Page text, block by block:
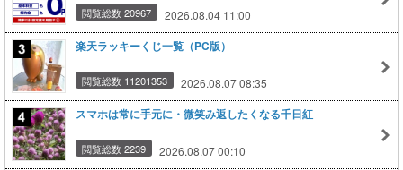
閲覧総数 20967 2026.08.04 11:00
楽天ラッキーくじ一覧（PC版）
閲覧総数 11201353 2026.08.07 08:35
スマホは常に手元に・微笑み返したくなる千日紅
閲覧総数 2239 2026.08.07 00:10